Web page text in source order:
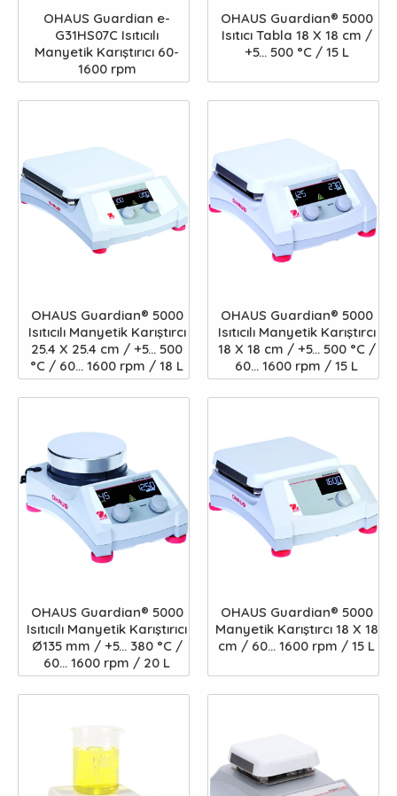
OHAUS Guardian e-
G31HS07C Isıtıcılı
Manyetik Karıştırıcı 60-
1600 rpm
OHAUS Guardian® 5000
Isıtıcı Tabla 18 X 18 cm /
+5... 500 °C / 15 L
OHAUS Guardian® 5000
Isıtıcılı Manyetik Karıştırcı
25.4 X 25.4 cm / +5... 500
°C / 60... 1600 rpm / 18 L
OHAUS Guardian® 5000
Isıtıcılı Manyetik Karıştırcı
18 X 18 cm / +5... 500 °C /
60... 1600 rpm / 15 L
OHAUS Guardian® 5000
Isıtıcılı Manyetik Karıştırıcı
Ø135 mm / +5... 380 °C /
60... 1600 rpm / 20 L
OHAUS Guardian® 5000
Manyetik Karıştırcı 18 X 18
cm / 60... 1600 rpm / 15 L